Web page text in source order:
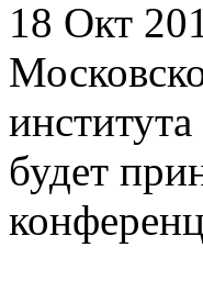
18 Окт
будет